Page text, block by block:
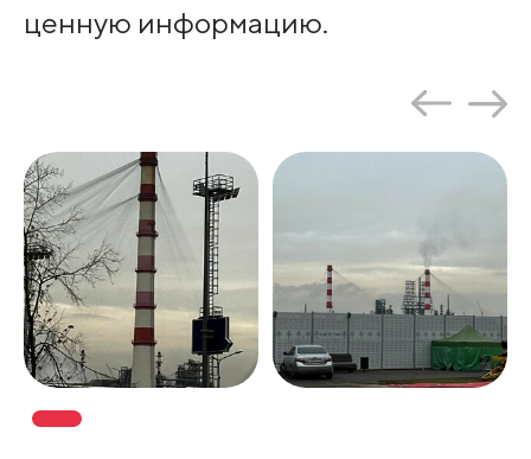
ценную информацию.